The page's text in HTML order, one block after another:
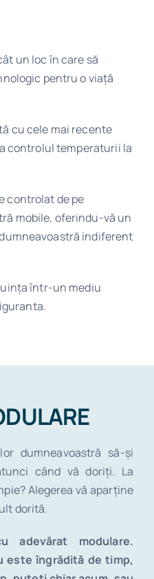
un loc în care să
pentru o viață
cu cele mai recente
controlul temperaturii la
controlat de pe
mobile, oferindu-vă un
indiferent
într-un mediu
dumneavoastră să-și
când vă doriți. La
Alegerea vă aparține
dorită.
adevărat modulare.
este îngrădită de timp,